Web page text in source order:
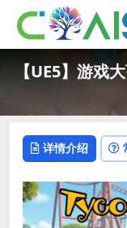
【UE5】游
详情介绍